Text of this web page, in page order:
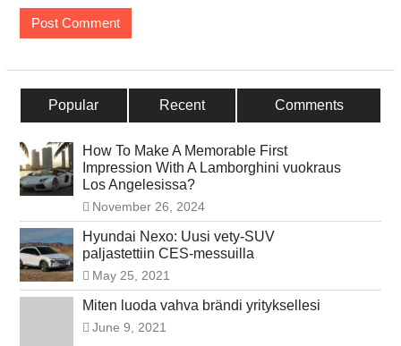
Popular Recent Comments
How To Make A Memorable First
Impression With A Lamborghini vuokraus
Los Angelesissa?
November 26, 2024
Hyundai Nexo: Uusi vety-SUV
paljastettiin CES-messuilla
May 25, 2021
Miten luoda vahva brändi yrityksellesi
June 9, 2021